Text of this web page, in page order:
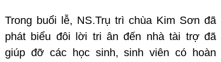
Trong buổi lễ, NS.Trụ trì chùa Kim Sơn đã
phát biểu đôi lời tri ân đến nhà tài trợ đã
giúp đỡ các học sinh, sinh viên có hoàn